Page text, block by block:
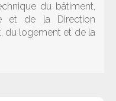
du bâtiment,
et de la Direction
du logement et de la